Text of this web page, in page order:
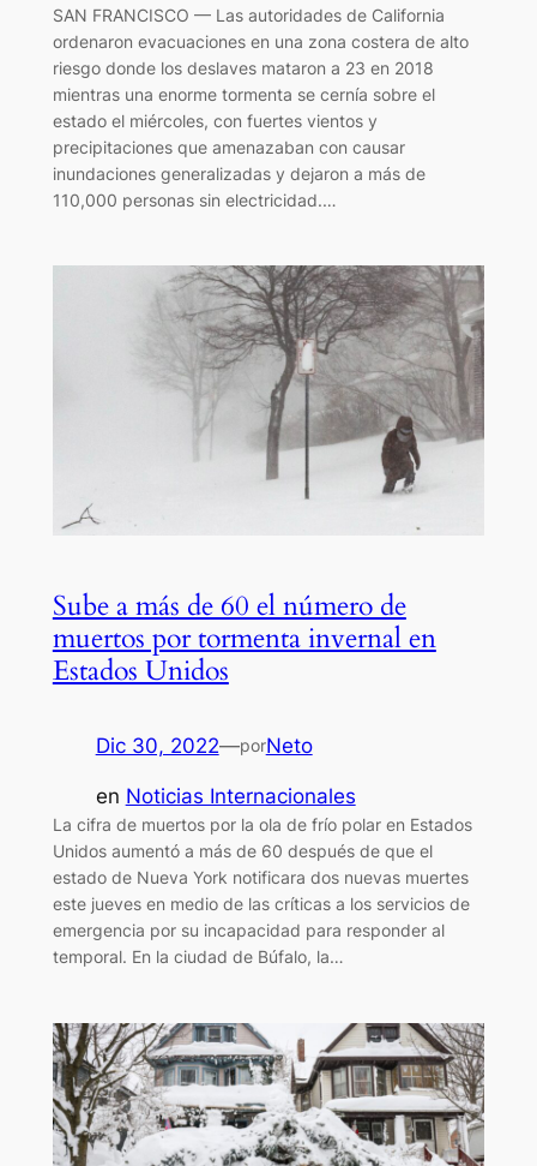
SAN FRANCISCO — Las autoridades de California
ordenaron evacuaciones en una zona costera de alto
riesgo donde los deslaves mataron a 23 en 2018
mientras una enorme tormenta se cernía sobre el
estado el miércoles, con fuertes vientos y
precipitaciones que amenazaban con causar
inundaciones generalizadas y dejaron a más de
110,000 personas sin electricidad.…
Sube a más de 60 el número de
muertos por tormenta invernal en
Estados Unidos
Dic 30, 2022—porNeto
en Noticias Internacionales
La cifra de muertos por la ola de frío polar en Estados
Unidos aumentó a más de 60 después de que el
estado de Nueva York notificara dos nuevas muertes
este jueves en medio de las críticas a los servicios de
emergencia por su incapacidad para responder al
temporal. En la ciudad de Búfalo, la…